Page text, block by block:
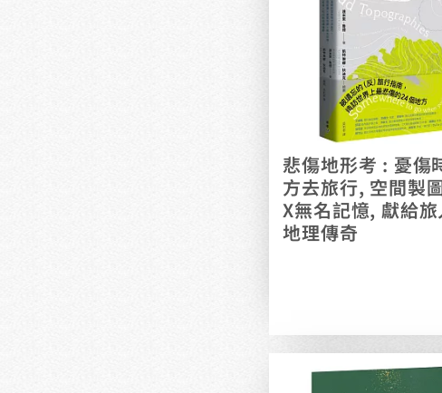
悲傷地形考 : 憂傷
方去旅行, 空間製
X無名記憶, 獻給
地理傳奇